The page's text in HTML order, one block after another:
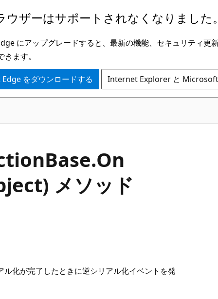
ウザーはサポートされなくなりました。
にアップグレードすると、最新の機能、セキュリティ更
ます。
をダウンロードする Internet Explorer と Microsoft
Base.On
メソッド
化が完了したときに逆シリアル化イベントを発